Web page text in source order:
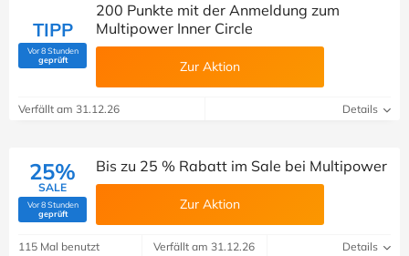
TIPP
Vor 8 Stunden
geprüft(Von Savoo geprüft)
200 Punkte mit der Anmeldung zum
Multipower Inner Circle
Zur Aktion
Verfällt am 31.12.26 Details
25%
SALE
Vor 8 Stunden
geprüft(Von Savoo geprüft)
Bis zu 25 % Rabatt im Sale bei Multipower
Zur Aktion
115 Mal benutzt Verfällt am 31.12.26 Details